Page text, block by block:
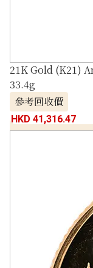
21K Gold (K21)
33.4g
參考回收價
HKD 41,316.47